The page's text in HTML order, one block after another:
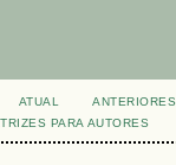
ATUAL ANTERIORES
PARA AUTORES